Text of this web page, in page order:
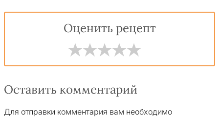
Оценить рецепт
Оставить комментарий
Для отправки комментария вам необходимо